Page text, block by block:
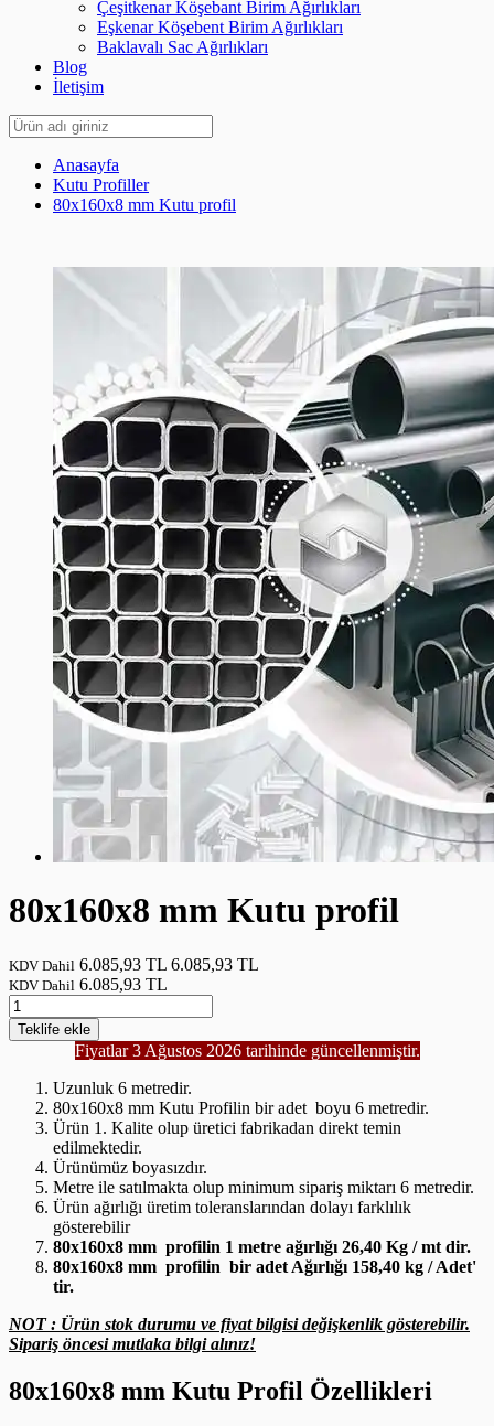
Çeşitkenar Köşebant Birim Ağırlıkları
Eşkenar Köşebent Birim Ağırlıkları
Baklavalı Sac Ağırlıkları
Blog
İletişim
Anasayfa
Kutu Profiller
80x160x8 mm Kutu profil
80x160x8 mm Kutu profil
KDV Dahil 6.085,93 TL 6.085,93 TL
KDV Dahil 6.085,93 TL
Teklife ekle
Fiyatlar 3 Ağustos 2026 tarihinde güncellenmiştir.
Uzunluk 6 metredir.
80x160x8 mm Kutu Profilin bir adet boyu 6 metredir.
Ürün 1. Kalite olup üretici fabrikadan direkt temin
edilmektedir.
Ürünümüz boyasızdır.
Metre ile satılmakta olup minimum sipariş miktarı 6 metredir.
Ürün ağırlığı üretim toleranslarından dolayı farklılık
gösterebilir
80x160x8 mm profilin 1 metre ağırlığı 26,40 Kg / mt dir.
80x160x8 mm profilin bir adet Ağırlığı 158,40 kg / Adet'
tir.
NOT : Ürün stok durumu ve fiyat bilgisi değişkenlik gösterebilir.
Sipariş öncesi mutlaka bilgi alınız!
80x160x8 mm Kutu Profil Özellikleri